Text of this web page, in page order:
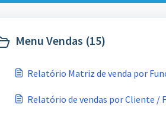
Menu Vendas (15)
Relatório Matriz de venda por
Relatório de vendas por Cliente /